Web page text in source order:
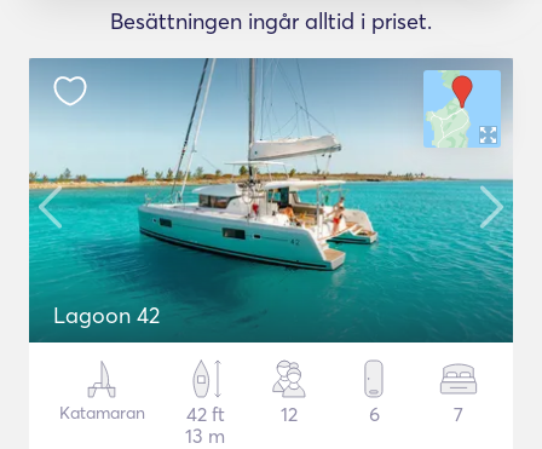
Besättningen ingår alltid i priset.
Lagoon 42
Katamaran
42 ft
13 m
12 6 7